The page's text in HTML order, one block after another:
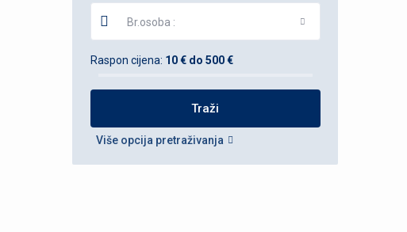
Br.osoba :
Raspon cijena: 10 € do 500 €
Više opcija pretraživanja